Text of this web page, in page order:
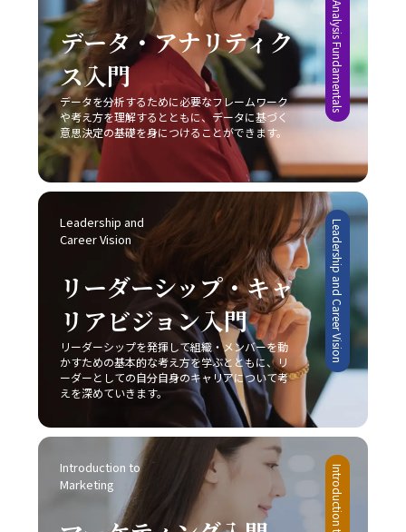
データ・アナリティク
ス入門
データを分析するために必要なフレームワーク
や考え方を理解するとともに、データに基づく
意思決定の基礎を身につけることができます。
Data Analysis Fundamentals
Leadership and
Career Vision
リーダーシップ・キャ
リアビジョン入門
リーダーシップを発揮して組織・メンバーを動
かすための基本的な考え方を学ぶとともに、リ
ーダーとしての自分自身のキャリアについて考
えを深めていきます。
Leadership and Career Vision
Introduction to
Marketing